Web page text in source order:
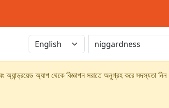
অ্যান্ড্রয়েড অ্যাপ থেকে বিজ্ঞাপন সরাতে অনুগ্রহ করে সদস্যতা